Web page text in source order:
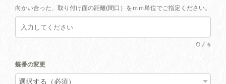
向かい合った、取り付け面の距離(間口）をｍｍ単位でご指定ください。
0 / 6
蝶番の変更